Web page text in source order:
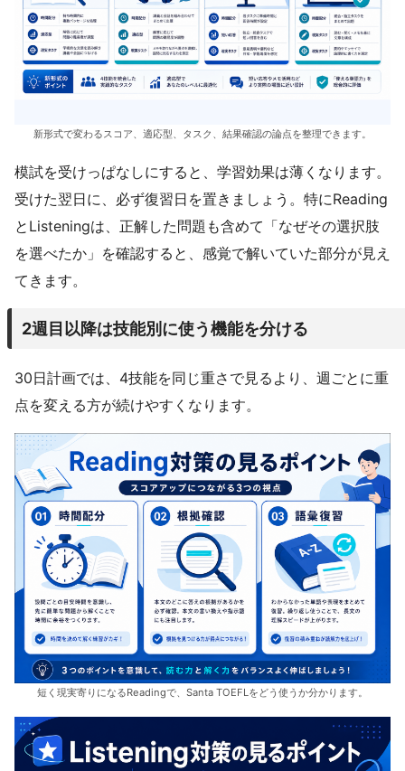
新形式で変わるスコア、適応型、タスク、結果確認の論点を整理できます。
模試を受けっぱなしにすると、学習効果は薄くなります。
受けた翌日に、必ず復習日を置きましょう。特にReading
とListeningは、正解した問題も含めて「なぜその選択肢
を選べたか」を確認すると、感覚で解いていた部分が見え
てきます。
2週目以降は技能別に使う機能を分ける
30日計画では、4技能を同じ重さで見るより、週ごとに重
点を変える方が続けやすくなります。
短く現実寄りになるReadingで、Santa TOEFLをどう使うか分かります。